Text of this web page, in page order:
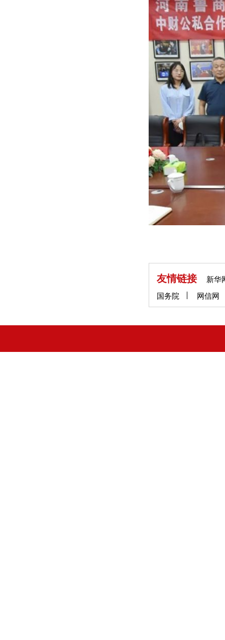
友情链接
新华
国务院
网信网